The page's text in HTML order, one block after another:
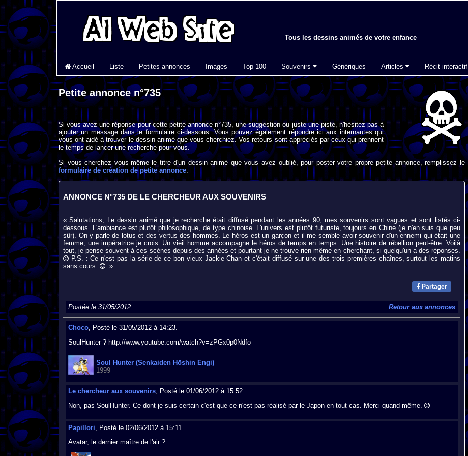
Tous les dessins animés de votre enfance
Accueil Liste Petites annonces Images Top 100 Souvenirs Génériques Articles Récit interactif
Petite annonce n°735
Si vous avez une réponse pour cette petite annonce n°735, une suggestion ou juste une piste, n'hésitez pas à
ajouter un message dans le formulaire ci-dessous. Vous pouvez également répondre ici aux internautes qui
vous ont aidé à trouver le dessin animé que vous cherchiez. Vos retours sont appréciés par ceux qui prennent
le temps de lancer une recherche pour vous.
Si vous cherchez vous-même le titre d'un dessin animé que vous avez oublié, pour poster votre propre petite annonce, remplissez le
formulaire de création de petite annonce.
ANNONCE N°735 DE LE CHERCHEUR AUX SOUVENIRS
« Salutations, Le dessin animé que je recherche était diffusé pendant les années 90, mes souvenirs sont vagues et sont listés ci-
dessous. L'ambiance est plutôt philosophique, de type chinoise. L'univers est plutôt futuriste, toujours en Chine (je n'en suis que peu
sûr). On y parle de lotus et des vertus des hommes. Le héros est un garçon et il me semble avoir souvenir d'un ennemi qui était une
femme, une impératrice je crois. Un vieil homme accompagne le héros de temps en temps. Une histoire de rébellion peut-être. Voilà
tout, je pense souvent à ces scènes depuis des années et pourtant je ne trouve rien même en cherchant, si quelqu'un a des réponses.
P.S. : Ce n'est pas la série de ce bon vieux Jackie Chan et c'était diffusé sur une des trois premières chaînes, surtout les matins
sans cours.
»
Partager
Postée le 31/05/2012. Retour aux annonces
Choco, Posté le 31/05/2012 à 14:23.
SoulHunter ? http://www.youtube.com/watch?v=zPGx0p0Ndfo
Soul Hunter (Senkaiden Hōshin Engi)
1999
Le chercheur aux souvenirs, Posté le 01/06/2012 à 15:52.
Non, pas SoulHunter. Ce dont je suis certain c'est que ce n'est pas réalisé par le Japon en tout cas. Merci quand même.
Papillori , Posté le 02/06/2012 à 15:11.
Avatar, le dernier maître de l'air ?